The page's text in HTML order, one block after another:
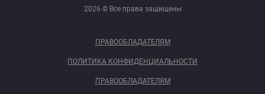
2026 © Все права защищены
ПРАВООБЛАДАТЕЛЯМ
ПОЛИТИКА КОНФИДЕНЦИАЛЬНОСТИ
ПРАВООБЛАДАТЕЛЯМ